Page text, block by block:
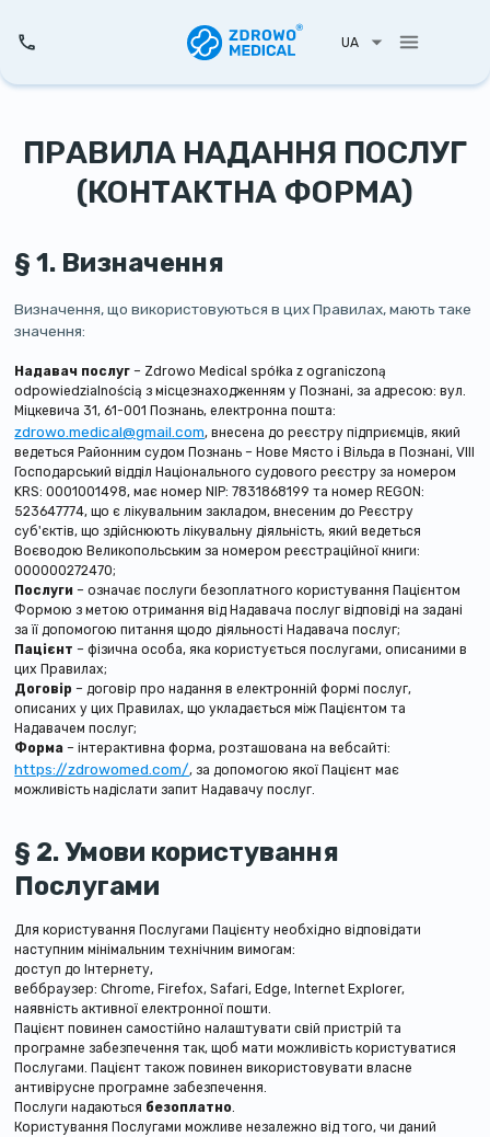
UA
ПРАВИЛА НАДАННЯ ПОСЛУГ
(КОНТАКТНА ФОРМА)
§ 1. Визначення
Визначення, що використовуються в цих Правилах, мають таке
значення:
Надавач послуг – Zdrowo Medical spółka z ograniczoną
odpowiedzialnością з місцезнаходженням у Познані, за адресою: вул.
Міцкевича 31, 61-001 Познань, електронна пошта:
zdrowo.medical@gmail.com, внесена до реєстру підприємців, який
ведеться Районним судом Познань – Нове Място і Вільда в Познані, VIII
Господарський відділ Національного судового реєстру за номером
KRS: 0001001498, має номер NIP: 7831868199 та номер REGON:
523647774, що є лікувальним закладом, внесеним до Реєстру
суб'єктів, що здійснюють лікувальну діяльність, який ведеться
Воєводою Великопольським за номером реєстраційної книги:
000000272470;
Послуги – означає послуги безоплатного користування Пацієнтом
Формою з метою отримання від Надавача послуг відповіді на задані
за її допомогою питання щодо діяльності Надавача послуг;
Пацієнт – фізична особа, яка користується послугами, описаними в
цих Правилах;
Договір – договір про надання в електронній формі послуг,
описаних у цих Правилах, що укладається між Пацієнтом та
Надавачем послуг;
Форма – інтерактивна форма, розташована на вебсайті:
https://zdrowomed.com/, за допомогою якої Пацієнт має
можливість надіслати запит Надавачу послуг.
§ 2. Умови користування
Послугами
Для користування Послугами Пацієнту необхідно відповідати
наступним мінімальним технічним вимогам:
доступ до Інтернету,
веббраузер: Chrome, Firefox, Safari, Edge, Internet Explorer,
наявність активної електронної пошти.
Пацієнт повинен самостійно налаштувати свій пристрій та
програмне забезпечення так, щоб мати можливість користуватися
Послугами. Пацієнт також повинен використовувати власне
антивірусне програмне забезпечення.
Послуги надаються безоплатно.
Користування Послугами можливе незалежно від того, чи даний